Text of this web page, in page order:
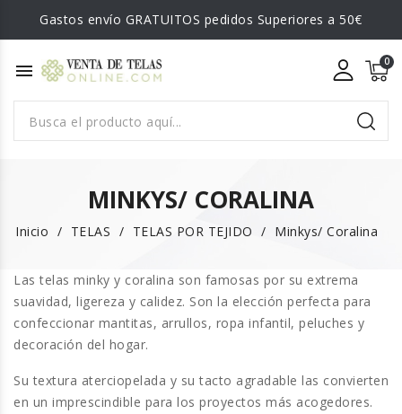
Gastos envío GRATUITOS pedidos Superiores a 50€
menu
MINKYS/ CORALINA
Inicio TELAS TELAS POR TEJIDO Minkys/ Coralina
Lastelas minky y coralina son famosas por su extrema
suavidad, ligereza y calidez. Son la elección perfecta para
confeccionar mantitas, arrullos, ropa infantil, peluches y
decoración del hogar.
Su textura aterciopelada y su tacto agradable las convierten
en un imprescindible para los proyectos más acogedores.